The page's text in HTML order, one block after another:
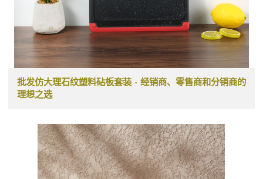
批发仿大理石纹塑料砧板套装 - 经销商、零售商和分销商的
理想之选